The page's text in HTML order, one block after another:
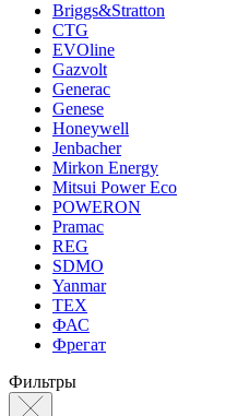
Briggs&Stratton
CTG
EVOline
Gazvolt
Generac
Genese
Honeywell
Jenbacher
Mirkon Energy
Mitsui Power Eco
POWERON
Pramac
REG
SDMO
Yanmar
ТЕХ
ФАС
Фрегат
Фильтры